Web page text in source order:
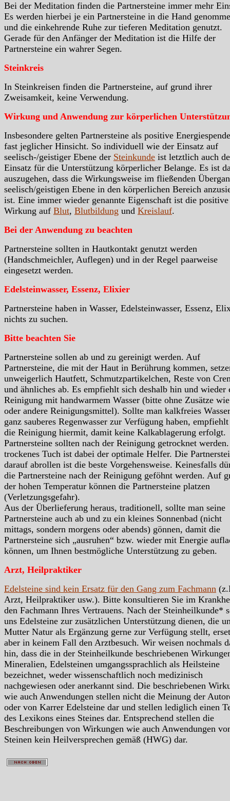
Bei der Meditation finden die Partnersteine immer mehr
Es werden hierbei je ein Partnersteine in die Hand
und die einkehrende Ruhe zur tieferen Meditation genutzt.
Gerade für den Anfänger der Meditation ist die Hilfe der
Partnersteine ein wahrer Segen.
Steinkreis
In Steinkreisen finden die Partnersteine, auf grund ihrer
Zweisamkeit, keine Verwendung.
Wirkung und Anwendung zur körperlichen
Insbesondere gelten Partnersteine als positive
fast jeglicher Hinsicht. So individuell wie der Einsatz auf
seelisch-/geistiger Ebene der Steinkunde ist letztlich auch
Einsatz für die Unterstützung körperlicher Belange. Es ist
auszugehen, dass die Wirkungsweise im fließenden
seelisch/geistigen Ebene in den körperlichen Bereich
ist. Eine immer wieder genannte Eigenschaft ist die positive
Wirkung auf Blut, Blutbildung und Kreislauf.
Bei der Anwendung zu beachten
Partnersteine sollten in Hautkontakt genutzt werden
(Handschmeichler, Auflegen) und in der Regel paarweise
eingesetzt werden.
Edelsteinwasser, Essenz, Elixier
Partnersteine haben in Wasser, Edelsteinwasser, Essenz,
nichts zu suchen.
Bitte beachten Sie
Partnersteine sollen ab und zu gereinigt werden. Auf
Partnersteine, die mit der Haut in Berührung kommen,
unweigerlich Hautfett, Schmutzpartikelchen, Reste von
und ähnliches ab. Es empfiehlt sich deshalb hin und wieder
Reinigung mit handwarmem Wasser (bitte ohne Zusätze
oder andere Reinigungsmittel). Sollte man kalkfreies
ganz sauberes Regenwasser zur Verfügung haben,
die Reinigung hiermit, damit keine Kalkablagerung erfolgt.
Partnersteine sollten nach der Reinigung getrocknet
trockenes Tuch ist dabei der optimale Helfer. Die
darauf abrollen ist die beste Vorgehensweise. Keinesfalls
die Partnersteine nach der Reinigung geföhnt werden. Auf
der hohen Temperatur können die Partnersteine platzen
(Verletzungsgefahr).
Aus der Überlieferung heraus, traditionell, sollte man seine
Partnersteine auch ab und zu ein kleines Sonnenbad (nicht
mittags, sondern morgens oder abends) gönnen, damit die
Partnersteine sich „ausruhen“ bzw. wieder mit Energie
können, um Ihnen bestmögliche Unterstützung zu geben.
Arzt, Heilpraktiker
Edelsteine sind kein Ersatz für den Gang zum Fachmann
Arzt, Heilpraktiker usw.). Bitte konsultieren Sie im
den Fachmann Ihres Vertrauens. Nach der Steinheilkunde*
uns Edelsteine zur zusätzlichen Unterstützung dienen, die
Mutter Natur als Ergänzung gerne zur Verfügung stellt,
aber in keinem Fall den Arztbesuch. Wir weisen nochmals
hin, dass die in der Steinheilkunde beschriebenen
Mineralien, Edelsteinen umgangssprachlich als Heilsteine
bezeichnet, weder wissenschaftlich noch medizinisch
nachgewiesen oder anerkannt sind. Die beschriebenen
wie auch Anwendungen stellen nicht die Meinung der
oder von Karrer Edelsteine dar und stellen lediglich einen
des Lexikons eines Steines dar. Entsprechend stellen die
Beschreibungen von Wirkungen wie auch Anwendungen
Steinen kein Heilversprechen gemäß (HWG) dar.